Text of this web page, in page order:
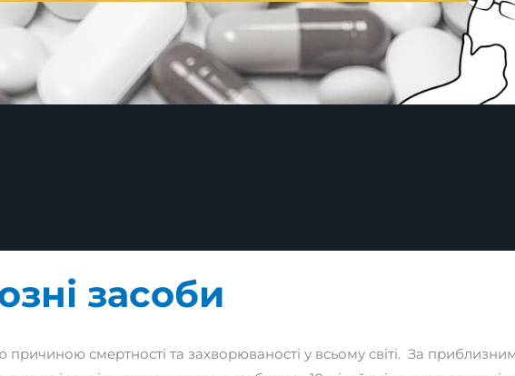
засоби
смертності та захворюваності у всьому світі. За